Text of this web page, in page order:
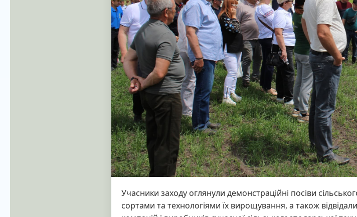
Учасники заходу оглянули демонстраційні посіви
сортами та технологіями їх вирощування, а також